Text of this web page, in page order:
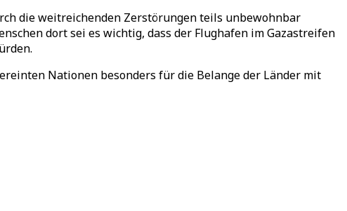
die weitreichenden Zerstörungen teils unbewohnbar
dort sei es wichtig, dass der Flughafen im Gazastreifen
Nationen besonders für die Belange der Länder mit